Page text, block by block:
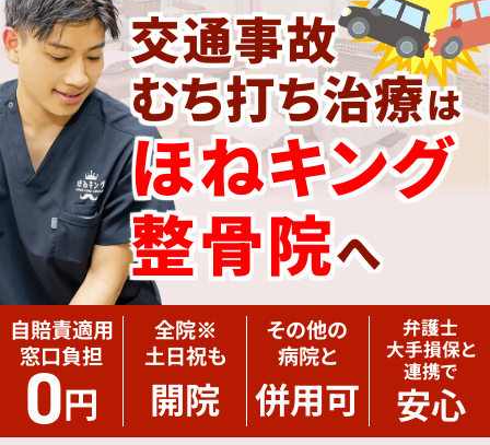
交通事故
むち打ち治療は
ほねキング
整骨院へ
自賠責適用
窓口負担
0円
全院※
土日祝も
開院
その他の
病院と
併用可
弁護士
大手損保と
連携で
安心